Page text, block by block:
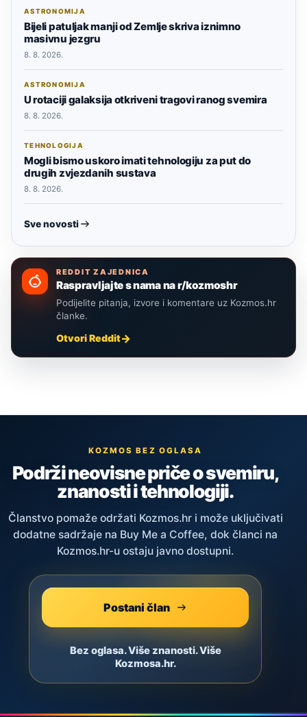
ASTRONOMIJA
Bijeli patuljak manji od Zemlje skriva iznimno
masivnu jezgru
8. 8. 2026.
ASTRONOMIJA
U rotaciji galaksija otkriveni tragovi ranog svemira
8. 8. 2026.
TEHNOLOGIJA
Mogli bismo uskoro imati tehnologiju za put do
drugih zvjezdanih sustava
8. 8. 2026.
Sve novosti
REDDIT ZAJEDNICA
Raspravljajte s nama na r/kozmoshr
Podijelite pitanja, izvore i komentare uz Kozmos.hr
članke.
Otvori Reddit
KOZMOS BEZ OGLASA
Podrži neovisne priče o svemiru,
znanosti i tehnologiji.
Članstvo pomaže održati Kozmos.hr i može uključivati
dodatne sadržaje na Buy Me a Coffee, dok članci na
Kozmos.hr-u ostaju javno dostupni.
Postani član
Bez oglasa. Više znanosti. Više
Kozmosa.hr.